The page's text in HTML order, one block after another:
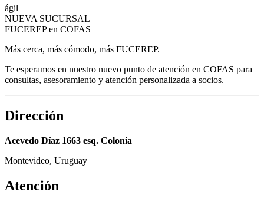
ágil
NUEVA SUCURSAL
FUCEREP en COFAS
Más cerca, más cómodo, más FUCEREP.
Te esperamos en nuestro nuevo punto de atención en COFAS para
consultas, asesoramiento y atención personalizada a socios.
Dirección
Acevedo Díaz 1663 esq. Colonia
Montevideo, Uruguay
Atención